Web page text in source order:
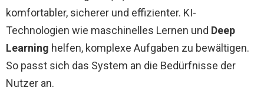
komfortabler, sicherer und effizienter. KI-
Technologien wie maschinelles Lernen und Deep
Learning helfen, komplexe Aufgaben zu bewältigen.
So passt sich das System an die Bedürfnisse der
Nutzer an.